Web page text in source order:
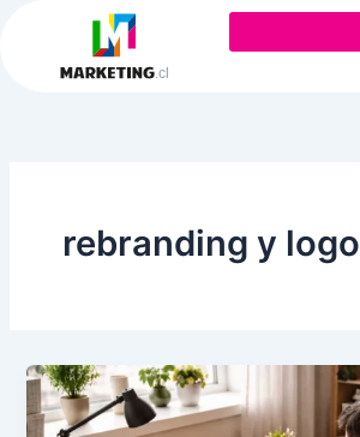
contenido
rebranding y logo